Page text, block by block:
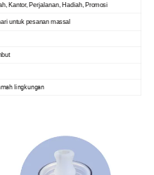
Kantor, Perjalanan, Hadiah, Promosi
untuk pesanan massal
lingkungan